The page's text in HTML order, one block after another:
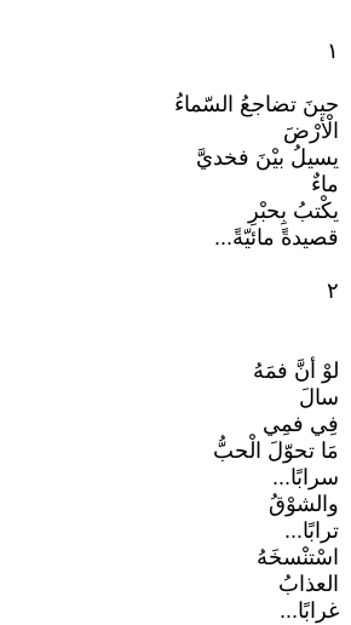
١
حينَ تضاجعُ السّماءُ
الْأرْضَ
يسيلُ بيْنَ فخديَّ
ماءٌ
يكْتبُ بِحبْرِ
قصيدةً مائيّةً...
٢
لوْ أنَّ فمَهُ
سالَ
فِي فمِي
مَا تحوّلَ الْحبُّ
سرابًا...
والشوْقُ
ترابًا...
اسْتنْسخَهُ
العذابُ
غرابًا...